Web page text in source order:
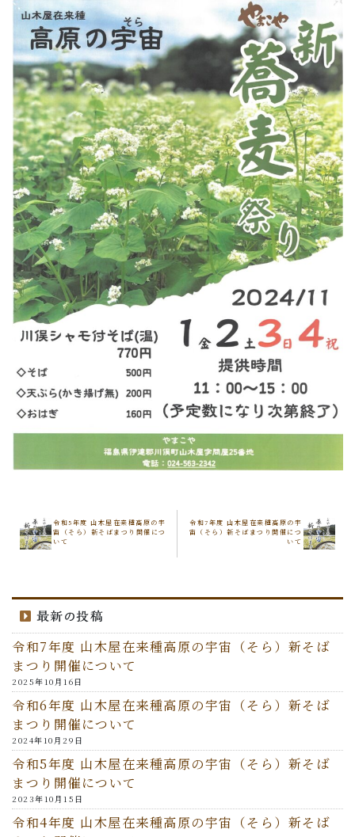
令和5年度 山木屋在来種高原の宇
宙（そら）新そばまつり開催につ
いて
令和7年度 山木屋在来種高原の宇
宙（そら）新そばまつり開催につ
いて
最新の投稿
令和7年度 山木屋在来種高原の宇宙（そら）新そば
まつり開催について
2025年10月16日
令和6年度 山木屋在来種高原の宇宙（そら）新そば
まつり開催について
2024年10月29日
令和5年度 山木屋在来種高原の宇宙（そら）新そば
まつり開催について
2023年10月15日
令和4年度 山木屋在来種高原の宇宙（そら）新そば